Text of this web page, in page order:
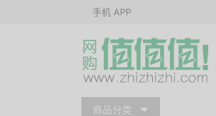
手机 APP
商品分类